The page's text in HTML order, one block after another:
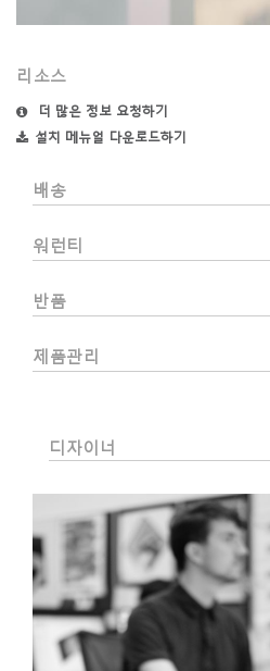
리소스
더 많은 정보 요청하기
설치 메뉴얼 다운로드하기
배송
워런티
반품
제품관리
디자이너